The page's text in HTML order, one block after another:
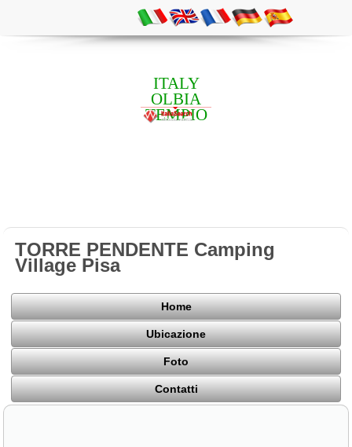
ITALY
OLBIA
TEMPIO
TORRE PENDENTE Camping
Village Pisa
Home
Ubicazione
Foto
Contatti